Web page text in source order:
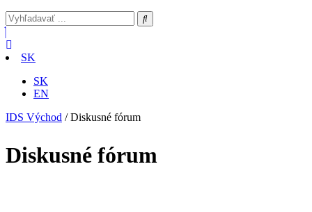
SK
SK
EN
IDS Východ /Diskusné fórum
Diskusné fórum